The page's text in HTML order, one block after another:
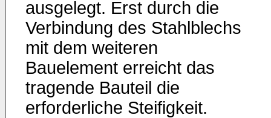
ausgelegt. Erst durch die
Verbindung des Stahlblechs
mit dem weiteren
Bauelement erreicht das
tragende Bauteil die
erforderliche Steifigkeit.